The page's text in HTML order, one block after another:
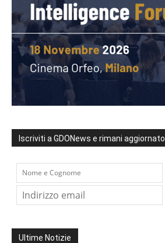
Iscriviti a GDONews e rimani aggiornato
Ultime Notizie